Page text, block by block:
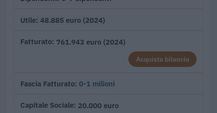
Utile 48.885 euro (2024)
Fatturato 761.943 euro (2024)
Acquista bilancio
Fascia Fatturato 0-1 milioni
Capitale Sociale 20.000 euro